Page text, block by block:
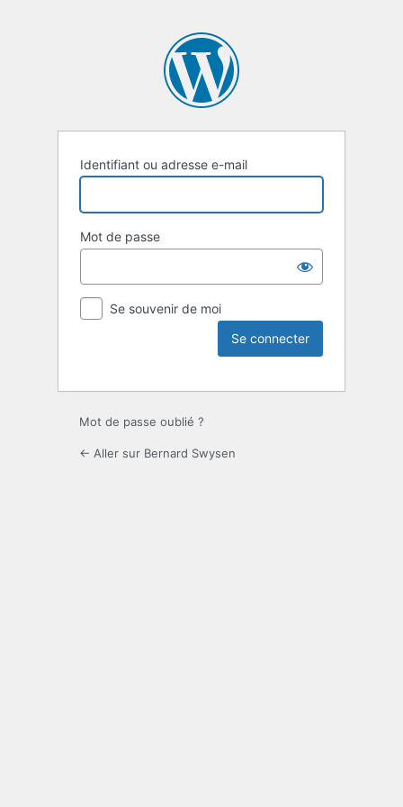
Identifiant ou adresse e-mail
Mot de passe
Se souvenir de moi
Mot de passe oublié ?
← Aller sur Bernard Swysen